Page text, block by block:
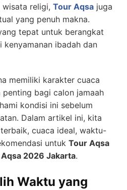
wisata religi, Tour Aqsa juga
yang penuh makna.
tepat untuk berangkat
kenyamanan ibadah dan
memiliki karakter cuaca
bagi calon jamaah
kondisi ini sebelum
Dalam artikel ini, kita
cuaca ideal, waktu-
untuk Tour Aqsa
2026 Jakarta.
Waktu yang